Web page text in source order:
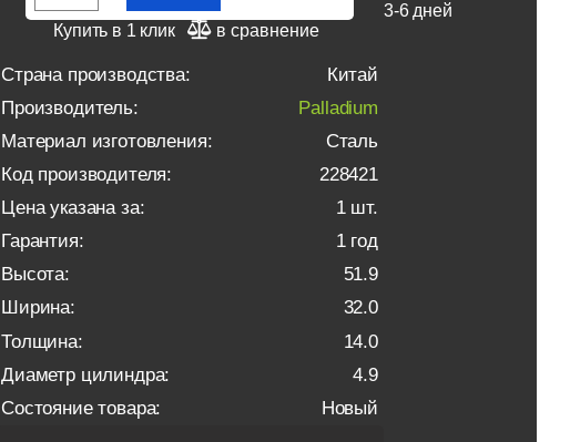
Купить в 1 клик в сравнение
Страна производства:
Китай
Производитель:
Palladium
Материал изготовления:
Сталь
Код производителя:
228421
Цена указана за:
1 шт.
Гарантия:
1 год
Высота:
51.9
Ширина:
32.0
Толщина:
14.0
Диаметр цилиндра:
4.9
Состояние товара:
Новый
3-6 дней